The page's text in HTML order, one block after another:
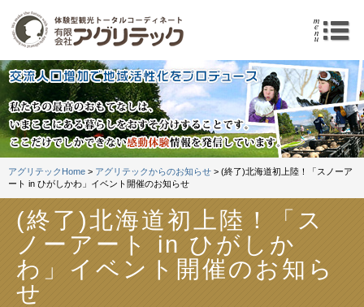
体験型観光トータルコー
アグリテックHome > アグリテックからのお知らせ > (終了)北海道初上陸！「スノーア
ート in ひがしかわ」イベント開催のお知らせ
(終了)北海道初上陸！「ス
ノーアート in ひがしか
わ」イベント開催のお知ら
せ